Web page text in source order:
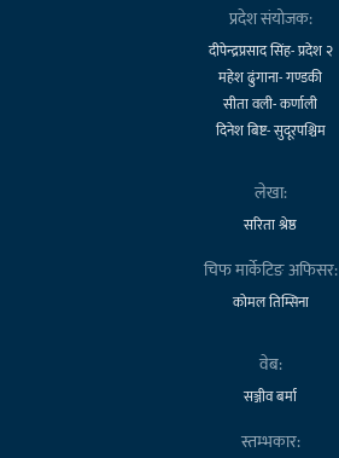
प्रदेश संयोजक:
दीपेन्द्रप्रसाद सिंह- प्रदेश २
महेश ढुंगाना- गण्डकी
सीता वली- कर्णाली
दिनेश बिष्ट- सुदूरपश्चिम
लेखा:
सरिता श्रेष्ठ
चिफ मार्केटिङ अफिसर:
कोमल तिम्सिना
वेब:
सञ्जीव बर्मा
स्तम्भकार: